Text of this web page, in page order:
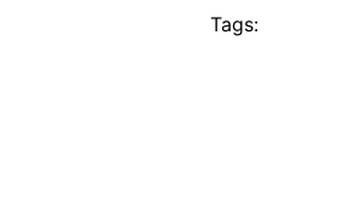
Tags: